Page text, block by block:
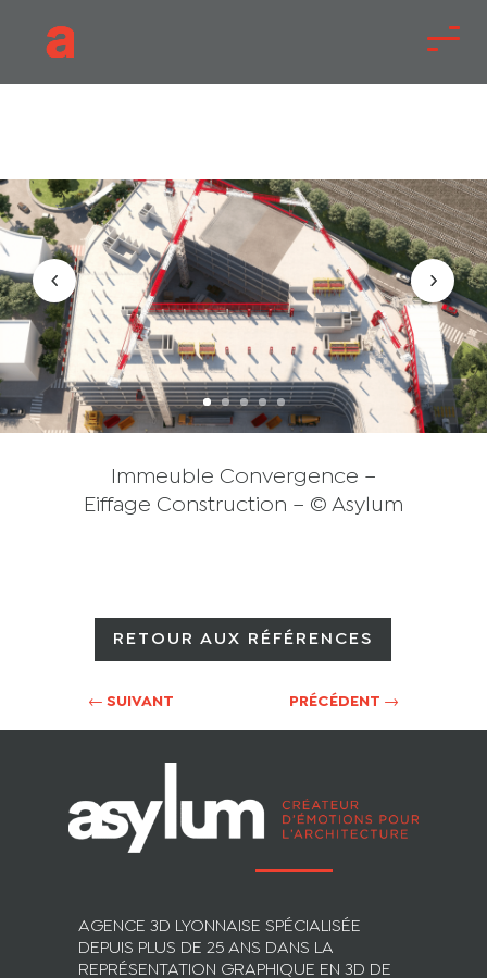
Immeuble Convergence –
Eiffage Construction – © Asylum
RETOUR AUX RÉFÉRENCES
← SUIVANT PRÉCÉDENT →
AGENCE 3D LYONNAISE SPÉCIALISÉE
DEPUIS PLUS DE 25 ANS DANS LA
REPRÉSENTATION GRAPHIQUE EN 3D DE